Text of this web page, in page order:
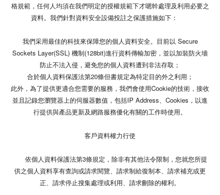
格規範，任何人均須在我們明定的授權規範下才嗯幹處理及利用必要之
資料。我們針對資料安全設備投註之保護措施如下：
我們采用最佳的科技來保障您的個人資料安全。目前以 Secure
Sockets Layer(SSL) 機制(128bit)進行資料傳輸加密，並以加裝防火墻
防止不法入侵，避免您的個人資料遭到非法存取；
合於個人資料保護法第20條但書規定為特定目的外之利用；
此外，為了提供更適合您需要的服務，我們會使用Cookie的技術，接收
並且記錄您瀏覽器上的伺服器數值，包括IP Address、Cookies，以進
行提供與產品更新及網路服務優化有關的工作時使用。
客戶資料權力行使
依個人資料保護法第3條規定，除非有其他法令限制，您就您所提
供之個人資料享有查詢或請求閱覽、請求制給復制本、請求補充或更
正、請求停止搜集處理或利用、請求刪除的權利。